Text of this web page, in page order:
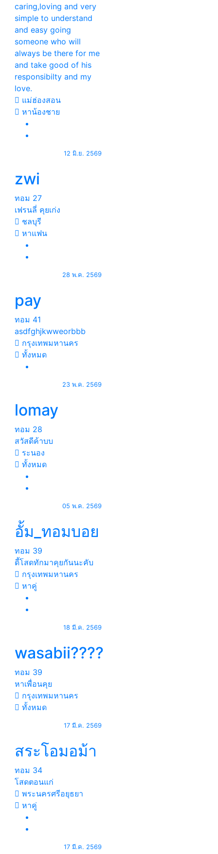
caring,loving and very
simple to understand
and easy going
someone who will
always be there for me
and take good of his
responsibilty and my
love.
แม่ฮ่องสอน
หาน้องชาย
12 มิ.ย. 2569
zwi
ทอม 27
เฟรนลี่ คุยเก่ง
ชลบุรี
หาแฟน
28 พ.ค. 2569
pay
ทอม 41
asdfghjkwweorbbb
กรุงเทพมหานคร
ทั้งหมด
23 พ.ค. 2569
lomay
ทอม 28
สวัสดีค้าบบ
ระนอง
ทั้งหมด
05 พ.ค. 2569
อั้ม_ทอมบอย
ทอม 39
ดี้โสดทักมาคุยกันนะคับ
กรุงเทพมหานคร
หาคู่
18 มี.ค. 2569
wasabii????
ทอม 39
หาเพื่อนคุย
กรุงเทพมหานคร
ทั้งหมด
17 มี.ค. 2569
สระโอมอม้า
ทอม 34
โสดตอนแก่
พระนครศรีอยุธยา
หาคู่
17 มี.ค. 2569